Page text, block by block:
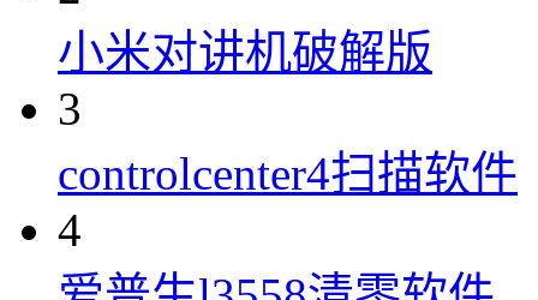
小米对讲机破解版
3
controlcenter4扫描软件
4